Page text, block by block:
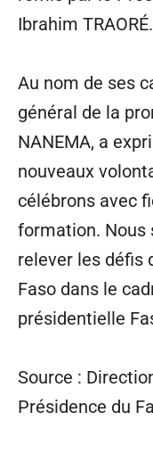
Ibrahim TRAORÉ.
Au nom de ses
général de la
NANEMA, a
nouveaux
célébrons avec
formation. Nous
relever les défis
Faso dans le
présidentielle
Source :
Présidence du